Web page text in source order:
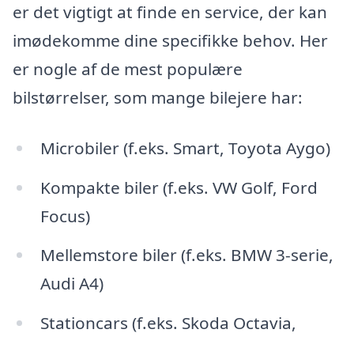
er det vigtigt at finde en service, der kan
imødekomme dine specifikke behov. Her
er nogle af de mest populære
bilstørrelser, som mange bilejere har:
Microbiler (f.eks. Smart, Toyota Aygo)
Kompakte biler (f.eks. VW Golf, Ford
Focus)
Mellemstore biler (f.eks. BMW 3-serie,
Audi A4)
Stationcars (f.eks. Skoda Octavia,